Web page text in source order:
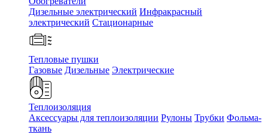
Дизельные электрический Инфракрасный
электрический Стационарные
Тепловые пушки
Газовые Дизельные Электрические
Теплоизоляция
Аксессуары для теплоизоляции Рулоны Трубки Фольма-
ткань